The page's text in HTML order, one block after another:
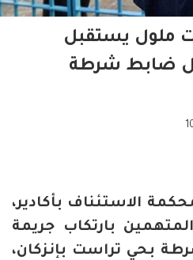
ملول يستقبل
ضابط شرطة
الاستئناف بأكادير،
بارتكاب جريمة
بحي تراست بإنزكان،